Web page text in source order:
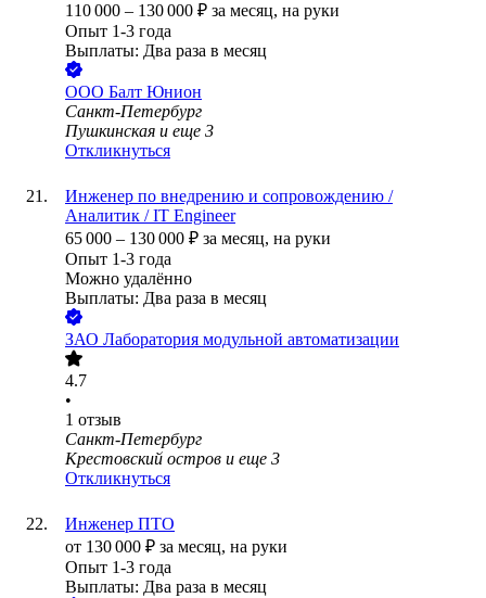
110 000 – 130 000 ₽ за месяц, на руки
Опыт 1-3 года
Выплаты: Два раза в месяц
ООО Балт Юнион
Санкт-Петербург
Пушкинская и еще 3
Откликнуться
Инженер по внедрению и сопровождению /
Аналитик / IT Engineer
65 000 – 130 000 ₽ за месяц, на руки
Опыт 1-3 года
Можно удалённо
Выплаты: Два раза в месяц
ЗАО Лаборатория модульной автоматизации
4.7
•
1 отзыв
Санкт-Петербург
Крестовский остров и еще 3
Откликнуться
Инженер ПТО
от 130 000 ₽ за месяц, на руки
Опыт 1-3 года
Выплаты: Два раза в месяц